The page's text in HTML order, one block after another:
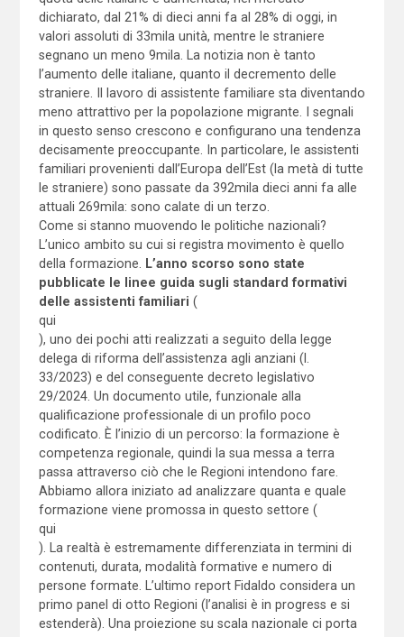
dichiarato, dal 21% di dieci anni fa al 28% di oggi, in
valori assoluti di 33mila unità, mentre le straniere
segnano un meno 9mila. La notizia non è tanto
l’aumento delle italiane, quanto il decremento delle
straniere. Il lavoro di assistente familiare sta diventando
meno attrattivo per la popolazione migrante. I segnali
in questo senso crescono e configurano una tendenza
decisamente preoccupante. In particolare, le assistenti
familiari provenienti dall’Europa dell’Est (la metà di tutte
le straniere) sono passate da 392mila dieci anni fa alle
attuali 269mila: sono calate di un terzo.
Come si stanno muovendo le politiche nazionali?
L’unico ambito su cui si registra movimento è quello
della formazione.
L’anno scorso sono state
pubblicate le linee guida sugli standard formativi
delle assistenti familiari (
qui
), uno dei pochi atti realizzati a seguito della legge
delega di riforma dell’assistenza agli anziani (l.
33/2023) e del conseguente decreto legislativo
29/2024. Un documento utile, funzionale alla
qualificazione professionale di un profilo poco
codificato. È l’inizio di un percorso: la formazione è
competenza regionale, quindi la sua messa a terra
passa attraverso ciò che le Regioni intendono fare.
Abbiamo allora iniziato ad analizzare quanta e quale
formazione viene promossa in questo settore (
qui
). La realtà è estremamente differenziata in termini di
contenuti, durata, modalità formative e numero di
persone formate. L’ultimo report Fidaldo considera un
primo panel di otto Regioni (l’analisi è in progress e si
estenderà). Una proiezione su scala nazionale ci porta